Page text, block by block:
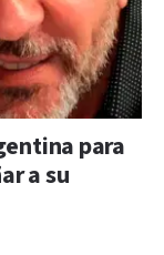
para
a su